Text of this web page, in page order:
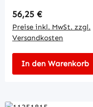
Regulärer Preis:
56,25 €
Preise inkl. MwSt. zzgl.
Versandkosten
In den Warenkorb